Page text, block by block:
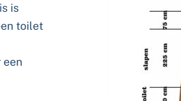
is
toilet
een